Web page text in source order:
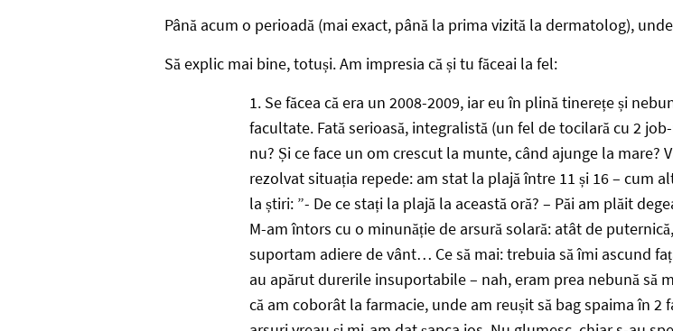
Până acum o perioadă (mai exact, până la prima vizită la dermatolog),
Să explic mai bine, totuși. Am impresia că și tu făceai la fel:
Se făcea că era un 2008-2009, iar eu în plină tinerețe și
facultate. Fată serioasă, integralistă (un fel de tocilară cu 2
nu? Și ce face un om crescut la munte, când ajunge la mare?
rezolvat situația repede: am stat la plajă între 11 și 16 – cum
la știri: ”- De ce stați la plajă la această oră? – Păi am plăit
M-am întors cu o minunăție de arsură solară: atât de
suportam adiere de vânt… Ce să mai: trebuia să îmi ascund
au apărut durerile insuportabile – nah, eram prea nebună să
că am coborât la farmacie, unde am reușit să bag spaima în